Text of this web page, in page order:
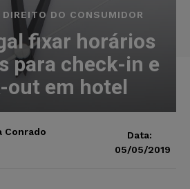
DIREITO DO CONSUMIDOR
fixar horários
para check-in e
out em hotel
Conrado
Data:
05/05/2019